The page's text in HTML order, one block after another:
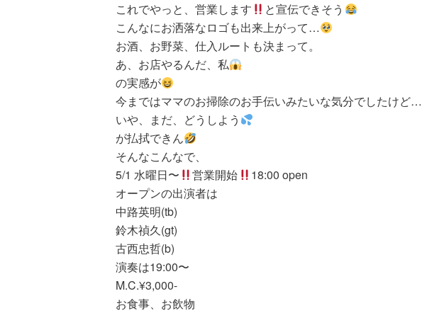
これでやっと、営業します
と宣伝できそう
こんなにお洒落なロゴも出来上がって…
お酒、お野菜、仕入ルートも決まって。
あ、お店やるんだ、私
の実感が
今まではママのお掃除のお手伝いみたいな気分でしたけど…
いや、まだ、どうしよう
が払拭できん
そんなこんなで、
5/1 水曜日〜
営業開始
18:00 open
オープンの出演者は
中路英明(tb)
鈴木禎久(gt)
古西忠哲(b)
演奏は19:00〜
M.C.¥3,000-
お食事、お飲物